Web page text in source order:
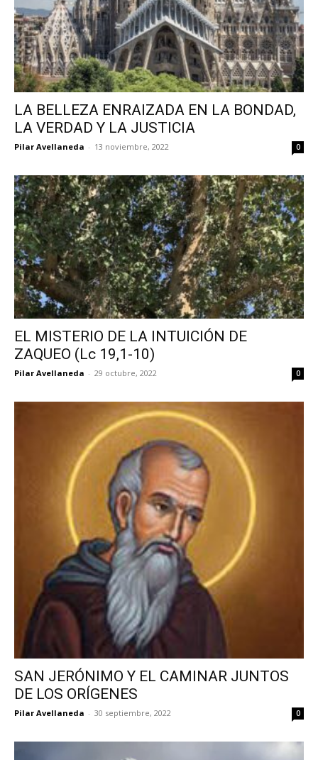
LA BELLEZA ENRAIZADA EN LA BONDAD,
LA VERDAD Y LA JUSTICIA
Pilar Avellaneda - 13 noviembre, 2022 0
EL MISTERIO DE LA INTUICIÓN DE
ZAQUEO (Lc 19,1-10)
Pilar Avellaneda - 29 octubre, 2022 0
SAN JERÓNIMO Y EL CAMINAR JUNTOS
DE LOS ORÍGENES
Pilar Avellaneda - 30 septiembre, 2022 0